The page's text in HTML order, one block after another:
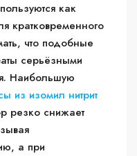
как
кратковременного
что подобные
серьёзными
Наибольшую
из изомил нитрит
резко снижает
а при